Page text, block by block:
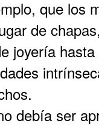
que los
de
joyería
debía ser